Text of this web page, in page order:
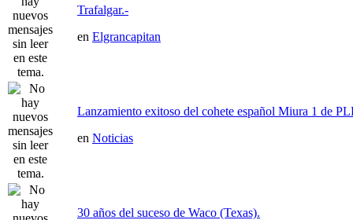
Trafalgar.-
en Elgrancapitan
Lanzamiento exitoso del cohete español Miura 1 de
en Noticias
30 años del suceso de Waco (Texas).